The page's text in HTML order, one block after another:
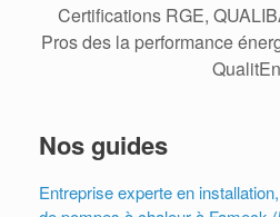
Certifications RGE,
Pros des la performance
Nos guides
Entreprise experte en